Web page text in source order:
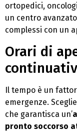
ortopedici,
un centro
complessi con un
Orari di
Il tempo è un
emergenze.
che garantisca un’
pronto soccorso